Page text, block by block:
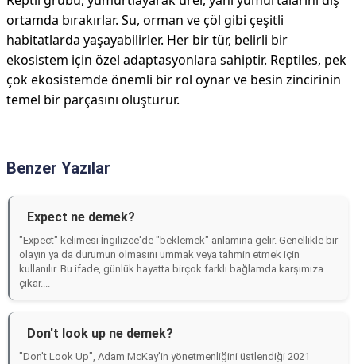
ortamda bırakırlar. Su, orman ve çöl gibi çeşitli
habitatlarda yaşayabilirler. Her bir tür, belirli bir
ekosistem için özel adaptasyonlara sahiptir. Reptiles, pek
çok ekosistemde önemli bir rol oynar ve besin zincirinin
temel bir parçasını oluşturur.
Benzer Yazılar
Expect ne demek?
"Expect" kelimesi İngilizce'de "beklemek" anlamına gelir. Genellikle bir
olayın ya da durumun olmasını ummak veya tahmin etmek için
kullanılır. Bu ifade, günlük hayatta birçok farklı bağlamda karşımıza
çıkar....
Don't look up ne demek?
"Don't Look Up", Adam McKay'in yönetmenliğini üstlendiği 2021